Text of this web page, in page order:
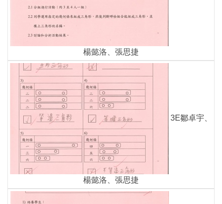
楊懿洛、張思捷
3E鄒卓宇、
楊懿洛、張思捷